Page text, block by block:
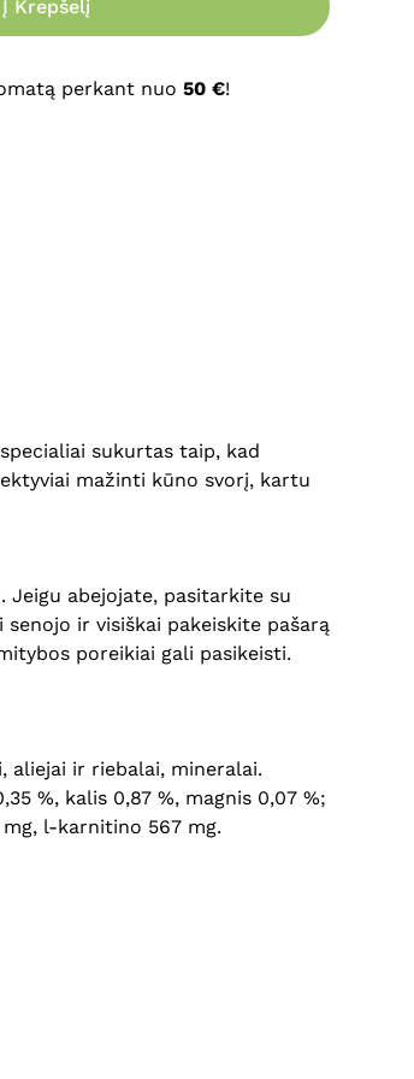
Į Krepšelį
perkant nuo 50 €!
sukurtas taip, kad
mažinti kūno svorį, kartu
abejojate, pasitarkite su
ir visiškai pakeiskite pašarą
poreikiai gali pasikeisti.
aliejai ir riebalai, mineralai.
%, kalis 0,87 %, magnis 0,07 %;
mg, l-karnitino 567 mg.
vardą, el. pašto adresą ir interneto